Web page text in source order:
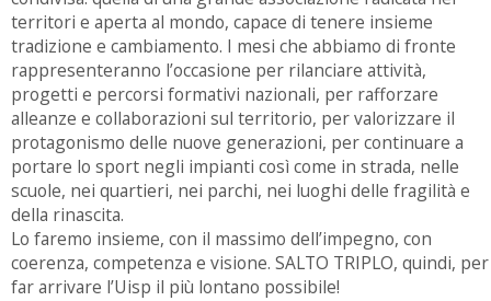
territori e aperta al mondo, capace di tenere insieme
tradizione e cambiamento. I mesi che abbiamo di fronte
rappresenteranno l’occasione per rilanciare attività,
progetti e percorsi formativi nazionali, per rafforzare
alleanze e collaborazioni sul territorio, per valorizzare il
protagonismo delle nuove generazioni, per continuare a
portare lo sport negli impianti così come in strada, nelle
scuole, nei quartieri, nei parchi, nei luoghi delle fragilità e
della rinascita.
Lo faremo insieme, con il massimo dell’impegno, con
coerenza, competenza e visione. SALTO TRIPLO, quindi, per
far arrivare l’Uisp il più lontano possibile!